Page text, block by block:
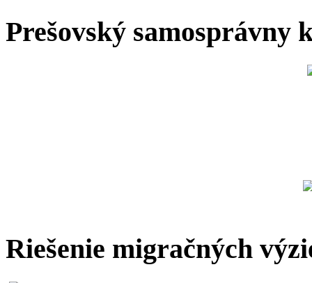
Prešovský samosprávny
Riešenie migračných